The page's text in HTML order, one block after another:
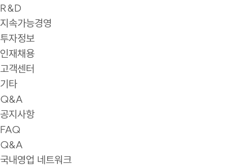
R&D
지속가능경영
투자정보
인재채용
고객센터
기타
Q&A
공지사항
FAQ
Q&A
국내영업 네트워크